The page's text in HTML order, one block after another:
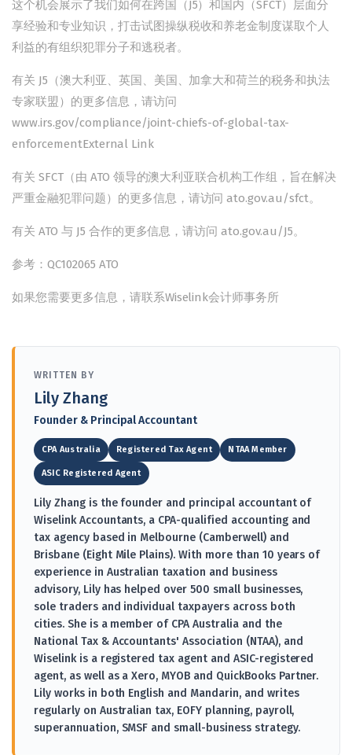
这个机会展示了我们如何在跨国（J5）和国内（SFCT）层面分
享经验和专业知识，打击试图操纵税收和养老金制度谋取个人
利益的有组织犯罪分子和逃税者。
有关 J5（澳大利亚、英国、美国、加拿大和荷兰的税务和执法
专家联盟）的更多信息，请访问
www.irs.gov/compliance/joint-chiefs-of-global-tax-
enforcementExternal Link
有关 SFCT（由 ATO 领导的澳大利亚联合机构工作组，旨在解决
严重金融犯罪问题）的更多信息，请访问ato.gov.au/sfct。
有关 ATO 与 J5 合作的更多信息，请访问ato.gov.au/J5。
参考：QC102065 ATO
如果您需要更多信息，请联系Wiselink会计师事务所
WRITTEN BY
Lily Zhang
Founder & Principal Accountant
CPA Australia Registered Tax Agent NTAA Member
ASIC Registered Agent
Lily Zhang is the founder and principal accountant of
Wiselink Accountants, a CPA-qualified accounting and
tax agency based in Melbourne (Camberwell) and
Brisbane (Eight Mile Plains). With more than 10 years of
experience in Australian taxation and business
advisory, Lily has helped over 500 small businesses,
sole traders and individual taxpayers across both
cities. She is a member of CPA Australia and the
National Tax & Accountants' Association (NTAA), and
Wiselink is a registered tax agent and ASIC-registered
agent, as well as a Xero, MYOB and QuickBooks Partner.
Lily works in both English and Mandarin, and writes
regularly on Australian tax, EOFY planning, payroll,
superannuation, SMSF and small-business strategy.